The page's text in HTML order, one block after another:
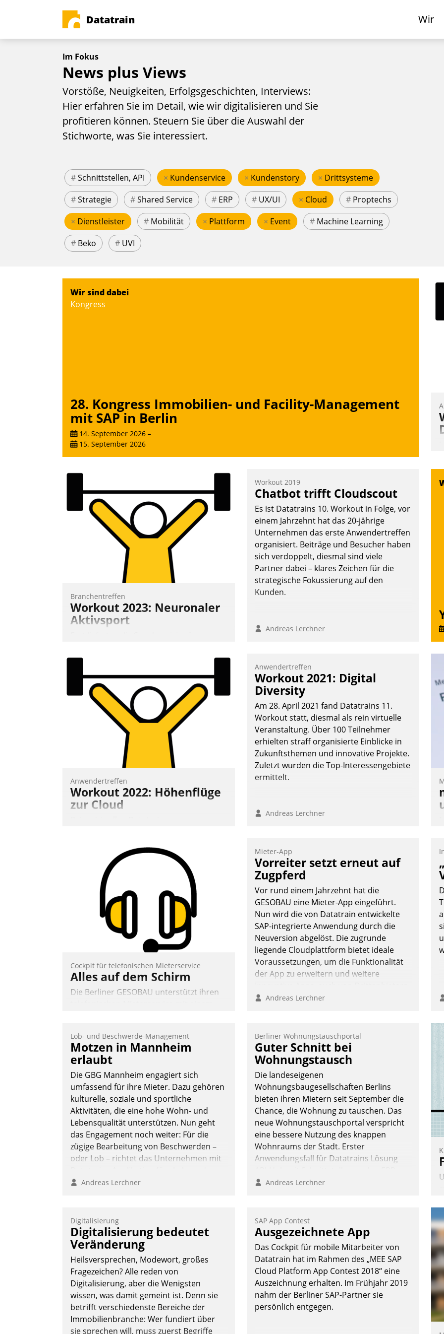
Datatrain Wir
Im Fokus
News plus Views
Vorstöße, Neuigkeiten, Erfolgsgeschichten, Interviews:
Hier erfahren Sie im Detail, wie wir digitalisieren und Sie
profitieren können. Steuern Sie über die Auswahl der
Stichworte, was Sie interessiert.
#Schnittstellen, API × Kundenservice × Kundenstory × Drittsysteme
#Strategie #Shared Service # ERP # UX/UI × Cloud # Proptechs
× Dienstleister # Mobilität × Plattform × Event # Machine Learning
# Beko # UVI
Wir sind dabei
Kongress
28. Kongress Immobilien- und Facility-Management
mit SAP in Berlin
14. September 2026 –
15. September 2026
Branchentreffen
Workout 2023: Neuronaler
Aktivsport
aktiv und sammelten methodisch
Dazwischen zeigte Datatrain, was es
Neues zu bieten hat.
Nadja Hußmann
Workout 2019
Chatbot trifft Cloudscout
Es ist Datatrains 10. Workout in Folge, vor
einem Jahrzehnt hat das 20-jährige
Unternehmen das erste Anwendertreffen
organisiert. Beiträge und Besucher haben
sich verdoppelt, diesmal sind viele
Partner dabei – klares Zeichen für die
strategische Fokussierung auf den
Kunden.
Andreas Lerchner
Anwendertreffen
Workout 2022: Höhenflüge
zur Cloud
Teilnehmer kurzweilige Einblicke in
innovative Cloud-Strategien und -
Lösungen mit hohem Zukunftspotenzial.
Andreas Lerchner
Anwendertreffen
Workout 2021: Digital
Diversity
Am 28. April 2021 fand Datatrains 11.
Workout statt, diesmal als rein virtuelle
Veranstaltung. Über 100 Teilnehmer
erhielten straff organisierte Einblicke in
Zukunftsthemen und innovative Projekte.
Zuletzt wurden die Top-Interessengebiete
ermittelt.
Andreas Lerchner
-
Cockpit für telefonischen Mieterservice
Alles auf dem Schirm
Die Berliner GESOBAU unterstützt ihren
auswirft. Eine intuitive Dialogführung
ermöglicht dem externen Serviceteam,
Anrufe von Mietenden zügiger und
effizienter zu bearbeiten.
Nadja Hußmann
Mieter-App
Vorreiter setzt erneut auf
Zugpferd
Vor rund einem Jahrzehnt hat die
GESOBAU eine Mieter-App eingeführt.
Nun wird die von Datatrain entwickelte
SAP-integrierte Anwendung durch die
Neuversion abgelöst. Die zugrunde
liegende Cloudplattform bietet ideale
Voraussetzungen, um die Funktionalität
der App zu erweitern und weitere
in SAP zu integrieren.
Andreas Lerchner
Lob- und Beschwerde-Management
Motzen in Mannheim
erlaubt
Die GBG Mannheim engagiert sich
umfassend für ihre Mieter. Dazu gehören
kulturelle, soziale und sportliche
Aktivitäten, die eine hohe Wohn- und
Lebensqualität unterstützen. Nun geht
das Engagement noch weiter: Für die
zügige Bearbeitung von Beschwerden –
oder Lob – richtet das Unternehmen mit
Beschwerde-Management einen eigenen
Andreas Lerchner
Berliner Wohnungstauschportal
Guter Schnitt bei
Wohnungstausch
Die landeseigenen
Wohnungsbaugesellschaften Berlins
bieten ihren Mietern seit September die
Chance, die Wohnung zu tauschen. Das
neue Wohnungstauschportal verspricht
eine bessere Nutzung des knappen
Wohnraums der Stadt. Erster
Anwendungsfall für Datatrains Lösung
Systemen der Unternehmen.
Andreas Lerchner
Digitalisierung
Digitalisierung bedeutet
Veränderung
Heilsversprechen, Modewort, großes
Fragezeichen? Alle reden von
Digitalisierung, aber die Wenigsten
wissen, was damit gemeint ist. Denn sie
betrifft verschiedenste Bereiche der
Immobilienbranche: Wer fundiert über
sie sprechen will, muss zuerst Begriffe
SAP App Contest
Ausgezeichnete App
Das Cockpit für mobile Mitarbeiter von
Datatrain hat im Rahmen des „MEE SAP
Cloud Platform App Contest 2018“ eine
Auszeichnung erhalten. Im Frühjahr 2019
nahm der Berliner SAP-Partner sie
persönlich entgegen.